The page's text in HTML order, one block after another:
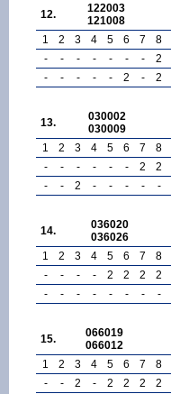
12.
122003
121008
1
2 3 4 5 6 7 8
-
- - - - - - 2
-
- - - - 2 - 2
13.
030002
030009
1
2 3 4 5 6 7 8
-
- - - - - 2 2
-
- 2 - - - - -
14.
036020
036026
1
2 3 4 5 6 7 8
-
- - - 2 2 2 2
-
- - - - - - -
15.
066019
066012
1
2 3 4 5 6 7 8
-
- 2 - 2 2 2 2